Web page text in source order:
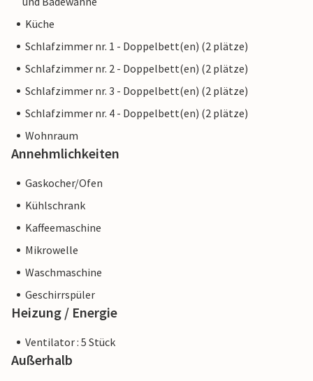
Küche
Schlafzimmer nr. 1 - Doppelbett(en) (2 plätze)
Schlafzimmer nr. 2 - Doppelbett(en) (2 plätze)
Schlafzimmer nr. 3 - Doppelbett(en) (2 plätze)
Schlafzimmer nr. 4 - Doppelbett(en) (2 plätze)
Wohnraum
Annehmlichkeiten
Gaskocher/Ofen
Kühlschrank
Kaffeemaschine
Mikrowelle
Waschmaschine
Geschirrspüler
Heizung / Energie
Ventilator : 5 Stück
Außerhalb